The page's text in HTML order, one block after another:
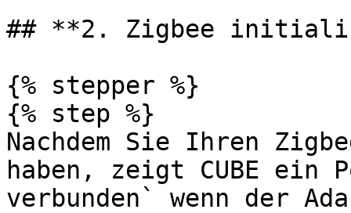
## **2. Zigbee
{% stepper %}
{% step %}
Nachdem Sie Ihren
haben, zeigt CUBE ein
verbunden` wenn der